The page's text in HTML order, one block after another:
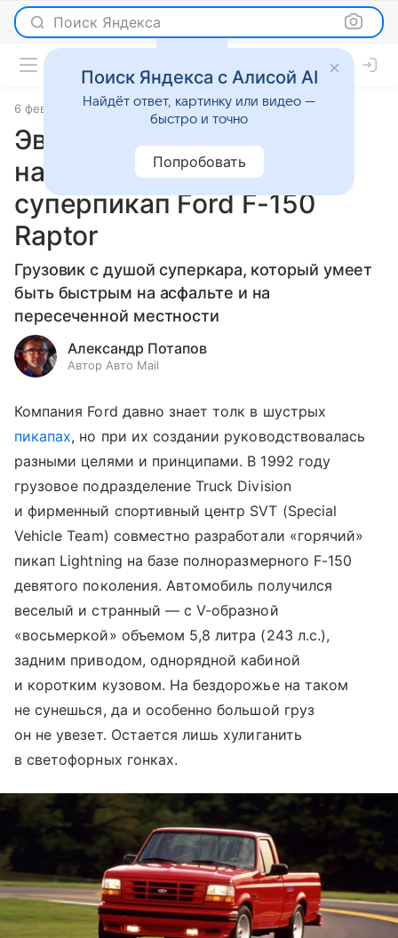
Поиск Яндекса
6 февраля 2026 источник: Авто Mail Статьи
Эволюция хищников: как
начинал и к чему пришел
суперпикап Ford F-150
Raptor
Грузовик с душой суперкара, который умеет
быть быстрым на асфальте и на
пересеченной местности
Александр Потапов
Автор Авто Mail
Компания Ford давно знает толк в шустрых
пикапах, но при их создании руководствовалась
разными целями и принципами. В 1992 году
грузовое подразделение Truck Division
и фирменный спортивный центр SVT (Special
Vehicle Team) совместно разработали «горячий»
пикап Lightning на базе полноразмерного F-150
девятого поколения. Автомобиль получился
веселый и странный — с V-образной
«восьмеркой» объемом 5,8 литра (243 л.с.),
задним приводом, однорядной кабиной
и коротким кузовом. На бездорожье на таком
не сунешься, да и особенно большой груз
он не увезет. Остается лишь хулиганить
в светофорных гонках.
Поиск Яндекса с Алисой AI
Найдёт ответ, картинку или видео —
быстро и точно
Попробовать